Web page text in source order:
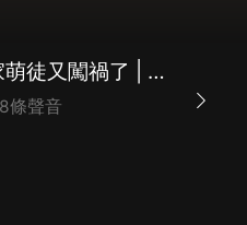
【多播】我家萌徒又闖禍了 | 穿越架空
條聲音